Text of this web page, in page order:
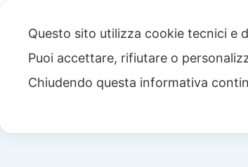
Questo sito utilizza cookie tecnici e
Puoi accettare, rifiutare o
Chiudendo questa informativa